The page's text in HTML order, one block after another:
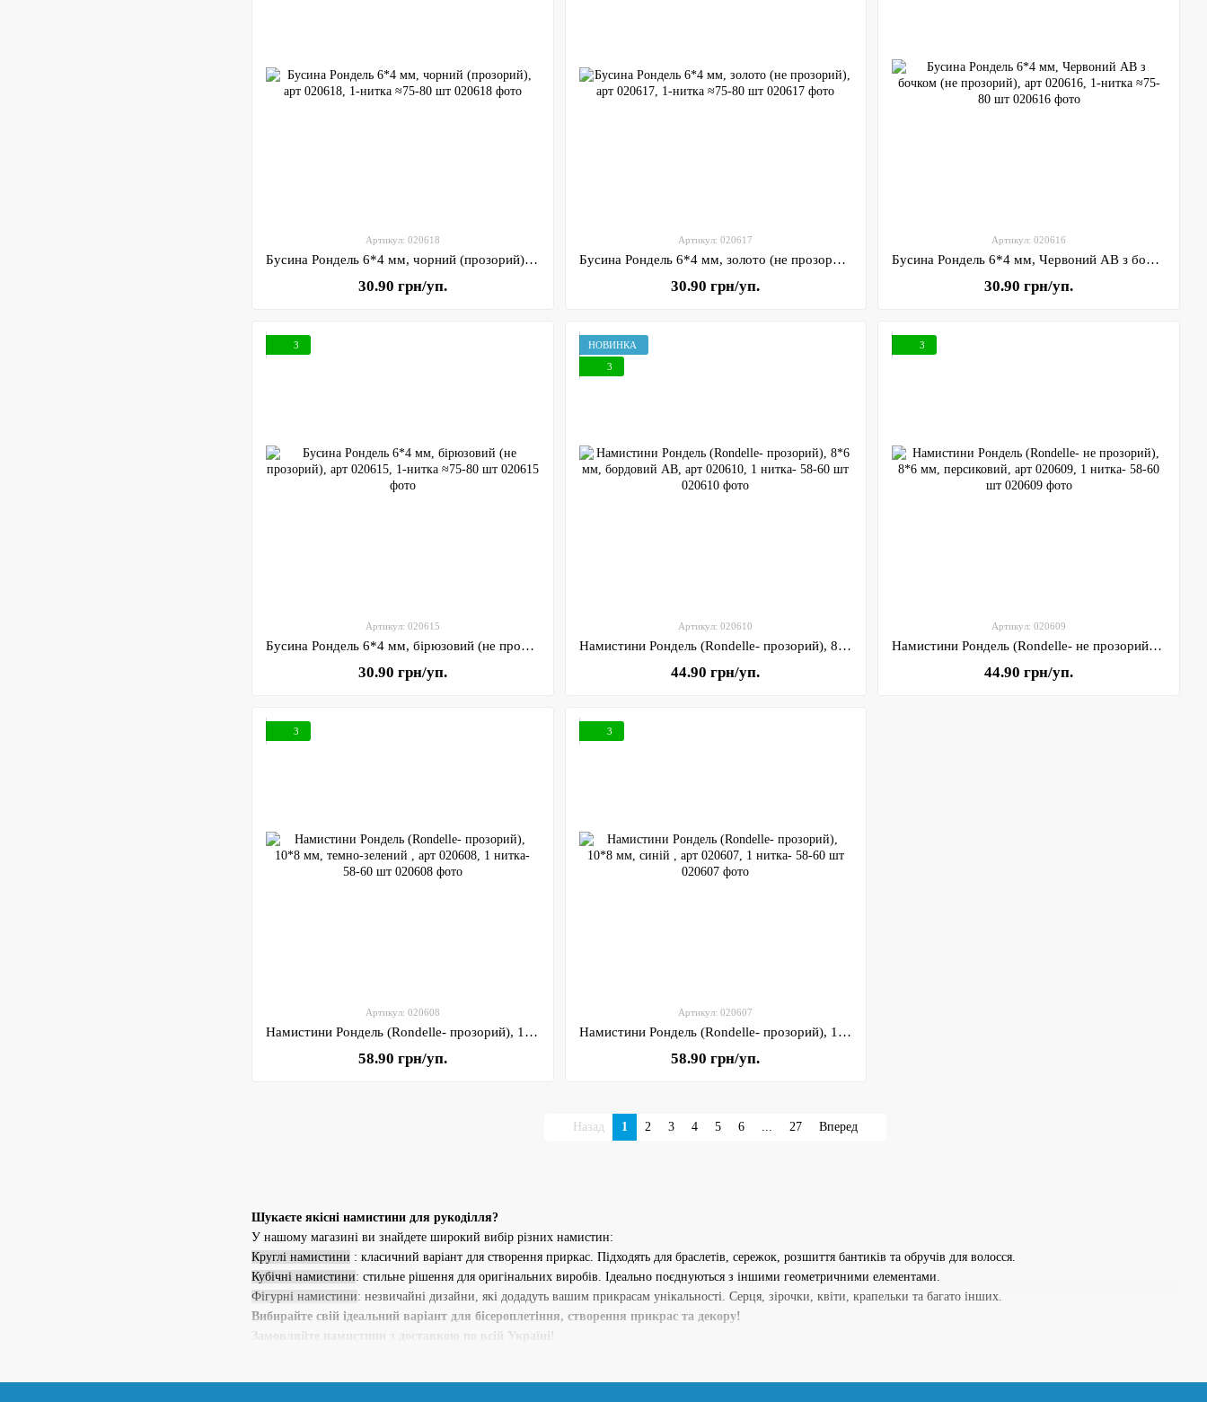
Шукаєте якісні намистини для рукоділля?
У нашому магазині ви знайдете широкий вибір різних намистин:
Круглі намистини : класичний варіант для створення приркас. Підходять для браслетів, сережок, розшиття бантиків та обручів для волосся.
Кубічні намистини: стильне рішення для оригінальних виробів. Ідеально поєднуються з іншими геометричними елементами.
Фігурні намистини: незвичайні дизайни, які додадуть вашим прикрасам унікальності. Серця, зірочки, квіти, крапельки та багато інших.
Вибирайте свій ідеальний варіант для бісероплетіння, створення прикрас та декору!
Замовляйте намистини з доставкою по всій Україні!
Артикул: 020618
Бусина Рондель 6*4 мм, чорний (прозорий), арт 020618, 1-нитка ≈75-80 шт
30.90 грн/уп.
Артикул: 020617
Бусина Рондель 6*4 мм, золото (не прозорий), арт 020617, 1-нитка ≈75-80 шт
30.90 грн/уп.
Артикул: 020616
Бусина Рондель 6*4 мм, Червоний АВ з бочком (не прозорий), арт 020616, 1-нитка ≈75-80 шт
30.90 грн/уп.
3
Артикул: 020615
Бусина Рондель 6*4 мм, бірюзовий (не прозорий), арт 020615, 1-нитка ≈75-80 шт
30.90 грн/уп.
НОВИНКА
3
Артикул: 020610
Намистини Рондель (Rondelle- прозорий), 8*6 мм, бордовий АВ, арт 020610, 1 нитка- 58-60 шт
44.90 грн/уп.
3
Артикул: 020609
Намистини Рондель (Rondelle- не прозорий), 8*6 мм, персиковий, арт 020609, 1 нитка- 58-60 шт
44.90 грн/уп.
3
Артикул: 020608
Намистини Рондель (Rondelle- прозорий), 10*8 мм, темно-зелений , арт 020608, 1 нитка- 58-60 шт
58.90 грн/уп.
3
Артикул: 020607
Намистини Рондель (Rondelle- прозорий), 10*8 мм, синій , арт 020607, 1 нитка- 58-60 шт
58.90 грн/уп.
Назад 1 2 3 4 5 6 ... 27 Вперед